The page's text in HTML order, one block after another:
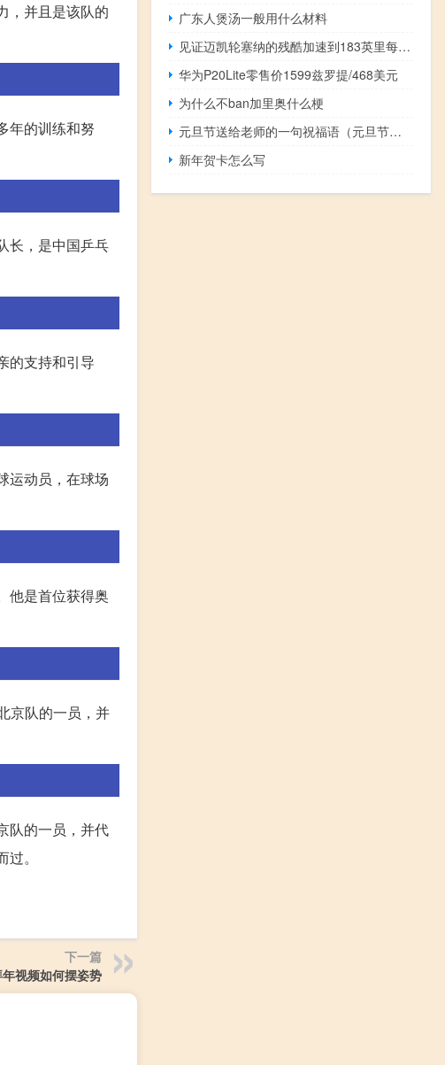
，并且是该队的
年的训练和努
长，是中国乒乓
的支持和引导
运动员，在球场
他是首位获得奥
京队的一员，并
队的一员，并代
。
下一篇
视频如何摆姿势
广东人煲汤一般用什么材料
见证迈凯轮塞纳的残酷加速到183英里每小时
华为P20Lite零售价1599兹罗提/468美元
为什么不ban加里奥什么梗
元旦节送给老师的一句祝福语（元旦节发给老师的祝福语）
新年贺卡怎么写